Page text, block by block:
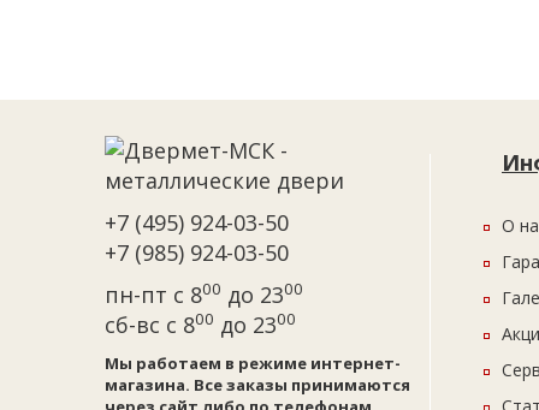
+7 (495) 924-03-50
+7 (985) 924-03-50
пн-пт с 800 до 2300
сб-вс с 800 до 2300
Мы работаем в режиме интернет-
магазина. Все заказы принимаются
О